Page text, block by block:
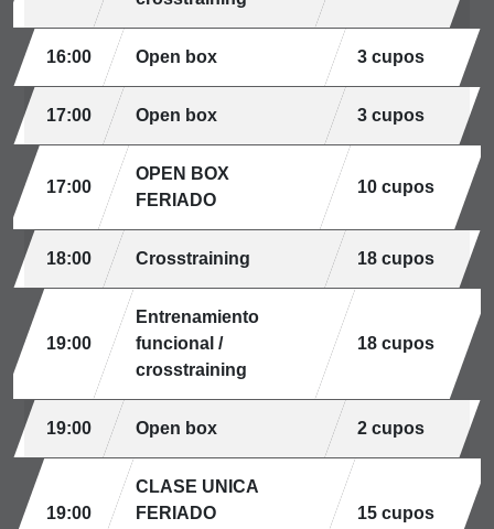
16:00 Open box 3 cupos
17:00 Open box 3 cupos
17:00
OPEN BOX
FERIADO
10 cupos
18:00 Crosstraining 18 cupos
19:00
Entrenamiento
funcional /
crosstraining
18 cupos
19:00 Open box 2 cupos
19:00
CLASE UNICA
FERIADO
15 cupos